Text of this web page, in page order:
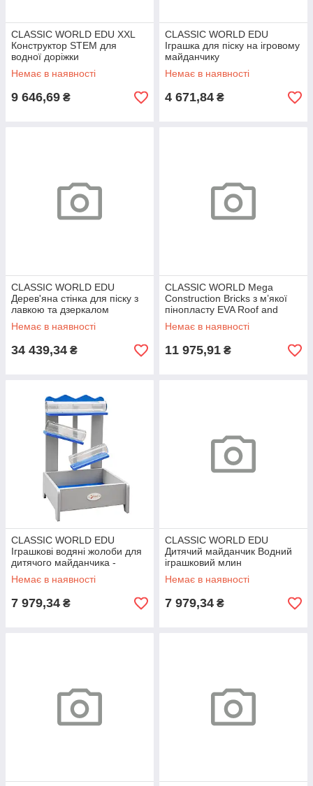
CLASSIC WORLD EDU XXL
Конструктор STEM для
водної доріжки
Немає в наявності
9 646,69 ₴
CLASSIC WORLD EDU
Іграшка для піску на ігровому
майданчику
Немає в наявності
4 671,84 ₴
CLASSIC WORLD EDU
Дерев'яна стінка для піску з
лавкою та дзеркалом
Немає в наявності
34 439,34 ₴
CLASSIC WORLD Mega
Construction Bricks з м’якої
пінопласту EVA Roof and
Windows Set 38 шт.
Немає в наявності
11 975,91 ₴
CLASSIC WORLD EDU
Іграшкові водяні жолоби для
дитячого майданчика -
Експериментальний набір
Немає в наявності
7 979,34 ₴
CLASSIC WORLD EDU
Дитячий майданчик Водний
іграшковий млин
Немає в наявності
7 979,34 ₴